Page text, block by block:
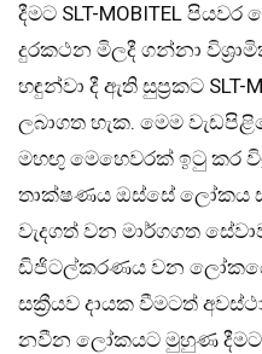
දීමට SLT-MOBITEL
දුරකථන මිලදී ගන්නා
හඳුන්වා දී ඇති සුප්‍රකට SLT-
ලබාගත හැක. මෙම
මහඟු මෙහෙවරක් ඉටු කර
තාක්ෂණය ඔස්සේ ලෝකය
වැදගත් වන මාර්ගගත
ඩිජිටල්කරණය වන
සක්‍රීයව දායක වීමටත්
නවීන ලෝකයට මුහුණ දීමට